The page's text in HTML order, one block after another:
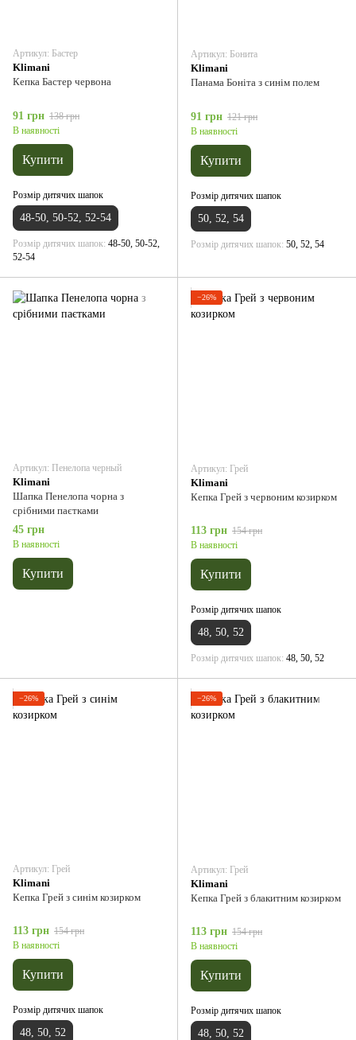
Артикул: Бастер
Klimani
Кепка Бастер червона
91 грн 138 грн
В наявності
Купити
Розмір дитячих шапок
48-50, 50-52, 52-54
Розмір дитячих шапок 48-50, 50-52,
52-54
Артикул: Бонита
Klimani
Панама Боніта з синім полем
91 грн 121 грн
В наявності
Купити
Розмір дитячих шапок
50, 52, 54
Розмір дитячих шапок 50, 52, 54
Артикул: Пенелопа черный
Klimani
Шапка Пенелопа чорна з
срібними паєтками
45 грн
В наявності
Купити
−26%
Артикул: Грей
Klimani
Кепка Грей з червоним козирком
113 грн 154 грн
В наявності
Купити
Розмір дитячих шапок
48, 50, 52
Розмір дитячих шапок 48, 50, 52
−26%
Артикул: Грей
Klimani
Кепка Грей з синім козирком
113 грн 154 грн
В наявності
Купити
Розмір дитячих шапок
48, 50, 52
−26%
Артикул: Грей
Klimani
Кепка Грей з блакитним козирком
113 грн 154 грн
В наявності
Купити
Розмір дитячих шапок
48, 50, 52